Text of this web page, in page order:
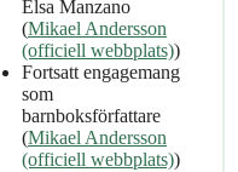
Elsa Manzano
(Mikael Andersson
(officiell webbplats))
Fortsatt engagemang
som
barnboksförfattare
(Mikael Andersson
(officiell webbplats))